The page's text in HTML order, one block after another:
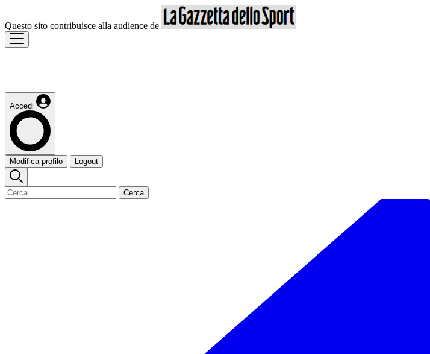
Questo sito contribuisce alla audience de
Accedi
Modifica profilo Logout
Cerca